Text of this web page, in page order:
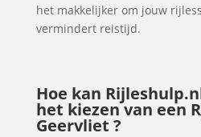
het makkelijker om jouw
vermindert reistijd.
Hoe kan
het kiezen van een
Geervliet ?